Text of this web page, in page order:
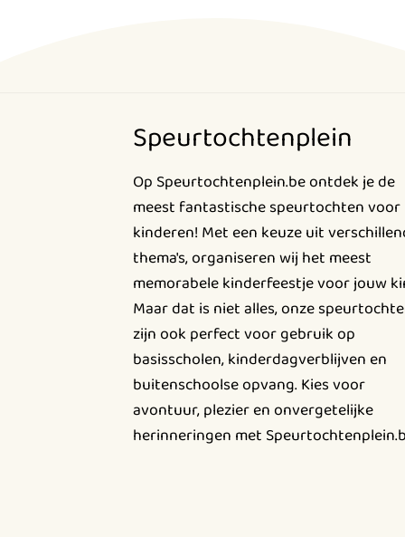
Speurtochtenplein
Op Speurtochtenplein.be ontdek je de
meest fantastische speurtochten voor
kinderen! Met een keuze uit
thema's, organiseren wij het meest
memorabele kinderfeestje voor jouw
Maar dat is niet alles, onze
zijn ook perfect voor gebruik op
basisscholen, kinderdagverblijven en
buitenschoolse opvang. Kies voor
avontuur, plezier en onvergetelijke
herinneringen met